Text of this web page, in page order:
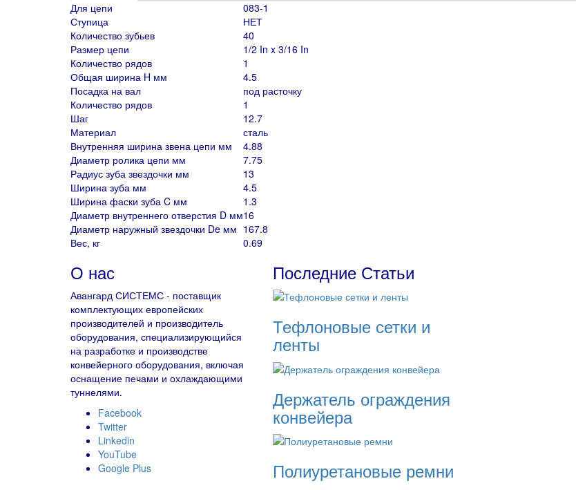
Для цепи
083-1
Ступица
НЕТ
Количество зубьев
40
Размер цепи
1/2 In x 3/16 In
Количество рядов
1
Общая ширина H мм
4.5
Посадка на вал
под расточку
Количество рядов
1
Шаг
12.7
Материал
сталь
Внутренняя ширина звена цепи мм
4.88
Диаметр ролика цепи мм
7.75
Радиус зуба звездочки мм
13
Ширина зуба мм
4.5
Ширина фаски зуба C мм
1.3
Диаметр внутреннего отверстия D мм16
Диаметр наружный звездочки De мм 167.8
Вес, кг
0.69
О нас
Авангард СИСТЕМС - поставщик
комплектующих европейских
производителей и производитель
оборудования, специализирующийся
на разработке и производстве
конвейерного оборудования, включая
оснащение печами и охлаждающими
туннелями.
Facebook
Twitter
Linkedin
YouTube
Google Plus
Последние Статьи
Тефлоновые сетки и
ленты
Держатель ограждения
конвейера
Полиуретановые ремни